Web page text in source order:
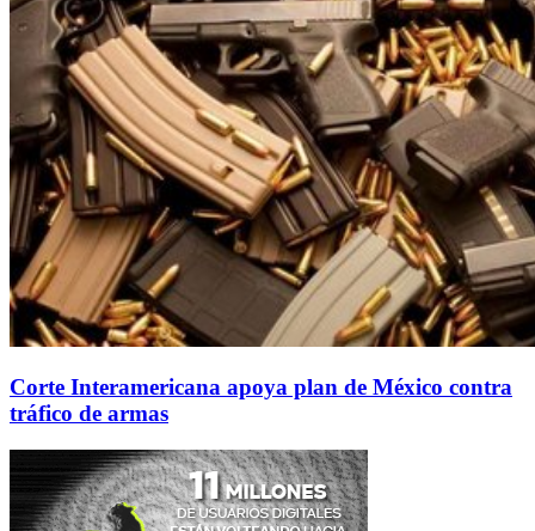
Corte Interamericana apoya plan de México contra
tráfico de armas